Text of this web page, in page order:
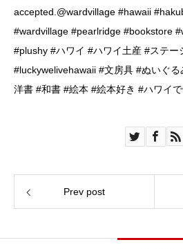
accepted.@wardvillage #hawaii
#wardvillage #pearlridge #bookstore
#plushy #ハワイ #ハワイ土産 #ステ
#luckywelivehawaii #文房具 #ぬいぐ
洋書 #和書 #絵本 #絵本好き #ハワイ
Prev post